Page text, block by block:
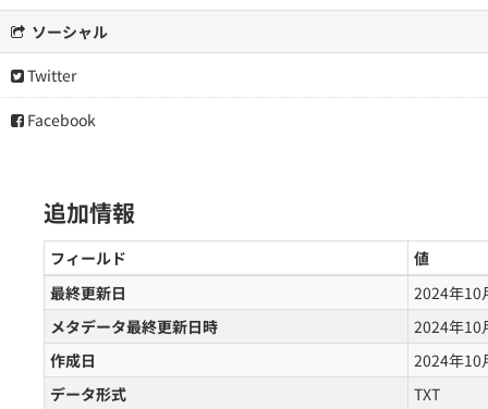
ソーシャル
Twitter
Facebook
追加情報
フィールド
値
最終更新日
2024年10
メタデータ最終更新日時
2024年10
作成日
2024年10
データ形式
TXT